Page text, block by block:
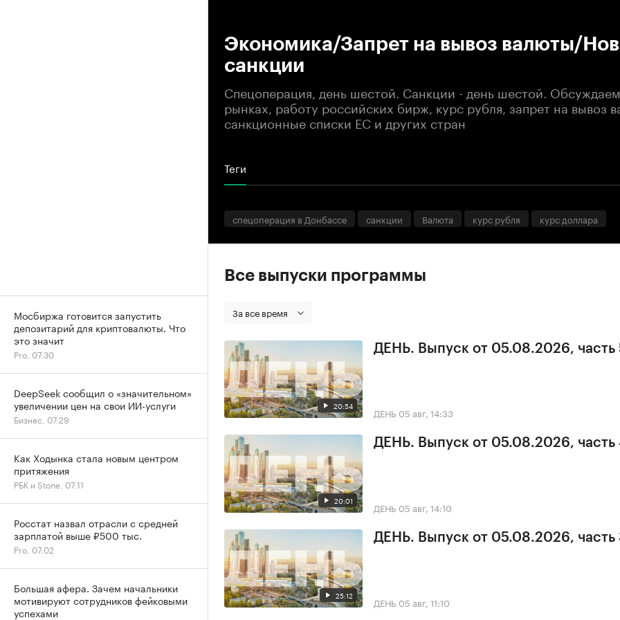
Экономика/Запрет на вывоз валюты/
санкции
Спецоперация, день шестой. Санкции - день шестой.
рынках, работу российских бирж, курс рубля, запрет на вывоз
санкционные списки ЕС и других стран
Теги
спецоперация в Донбассе санкции Валюта курс рубля курс доллара
Все выпуски программы
За все время
20:54
ДЕНЬ. Выпуск от 05.08.2026, часть
ДЕНЬ 05 авг, 14:33
20:01
ДЕНЬ. Выпуск от 05.08.2026, часть
ДЕНЬ 05 авг, 14:10
25:12
ДЕНЬ. Выпуск от 05.08.2026, часть
ДЕНЬ 05 авг, 11:10
Мосбиржа готовится запустить
депозитарий для криптовалюты. Что
это значит
Pro, 07:30
DeepSeek сообщил о «значительном»
увеличении цен на свои ИИ-услуги
Бизнес, 07:29
Как Ходынка стала новым центром
притяжения
РБК и Stone, 07:11
Росстат назвал отрасли с средней
зарплатой выше ₽500 тыс.
Pro, 07:02
Большая афера. Зачем начальники
мотивируют сотрудников фейковыми
успехами